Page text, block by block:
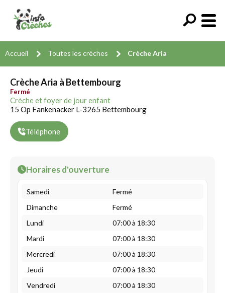
Accueil Toutes les crèches Crèche Aria
Crèche Aria à Bettembourg
Fermé
Crèche et foyer de jour enfant
15 Op Fankenacker L-3265 Bettembourg
Téléphone
Horaires d'ouverture
Samedi
Fermé
Dimanche
Fermé
Lundi
07:00 à 18:30
Mardi
07:00 à 18:30
Mercredi
07:00 à 18:30
Jeudi
07:00 à 18:30
Vendredi
07:00 à 18:30